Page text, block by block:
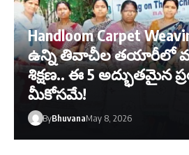
Handloom Carpet
ఉన్ని తివాచీల తయారీలో
శిక్షణ.. ఈ 5 అద్భుతమైన
మీకోసమే!
ByBhuvanaMay 8, 2026